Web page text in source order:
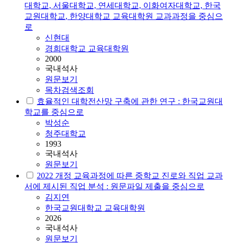
대학교, 서울대학교, 연세대학교, 이화여자대학교, 한국
교원대학교, 한양대학교 교육대학원 교과과정을 중심으
로
신현대
경희대학교 교육대학원
2000
국내석사
원문보기
목차검색조회
효율적인 대학전산망 구축에 관한 연구 : 한국교원대
학교를 중심으로
박성순
청주대학교
1993
국내석사
원문보기
2022 개정 교육과정에 따른 중학교 진로와 직업 교과
서에 제시된 직업 분석 : 원문파일 제출을 중심으로
김지연
한국교원대학교 교육대학원
2026
국내석사
원문보기